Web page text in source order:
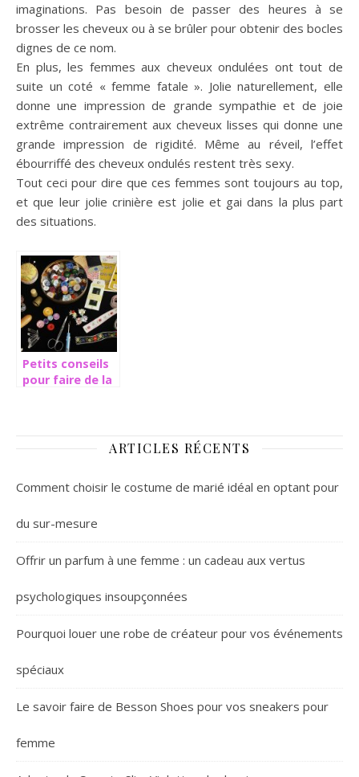
imaginations. Pas besoin de passer des heures à se
brosser les cheveux ou à se brûler pour obtenir des bocles
dignes de ce nom.
En plus, les femmes aux cheveux ondulées ont tout de
suite un coté « femme fatale ». Jolie naturellement, elle
donne une impression de grande sympathie et de joie
extrême contrairement aux cheveux lisses qui donne une
grande impression de rigidité. Même au réveil, l’effet
ébourriffé des cheveux ondulés restent très sexy.
Tout ceci pour dire que ces femmes sont toujours au top,
et que leur jolie crinière est jolie et gai dans la plus part
des situations.
Petits conseils
pour faire de la
ARTICLES RÉCENTS
Comment choisir le costume de marié idéal en optant pour
du sur-mesure
Offrir un parfum à une femme : un cadeau aux vertus
psychologiques insoupçonnées
Pourquoi louer une robe de créateur pour vos événements
spéciaux
Le savoir faire de Besson Shoes pour vos sneakers pour
femme